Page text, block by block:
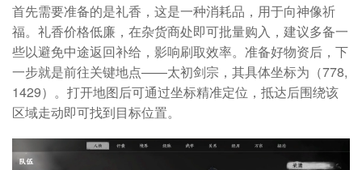
首先需要准备的是礼香，这是一种消耗品，用于向神像祈
福。礼香价格低廉，在杂货商处即可批量购入，建议多备一
些以避免中途返回补给，影响刷取效率。准备好物资后，下
一步就是前往关键地点——太初剑宗，其具体坐标为（778,
1429）。打开地图后可通过坐标精准定位，抵达后围绕该
区域走动即可找到目标位置。